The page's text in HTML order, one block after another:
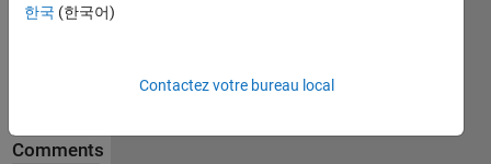
Solution
Problem
Comments
한국 (한국어)
Contactez votre bureau local